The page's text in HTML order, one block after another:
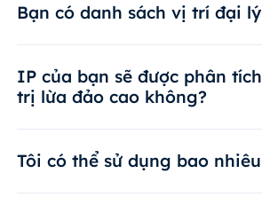
Bạn có danh sách vị trí đại
IP của bạn sẽ được phân
trị lừa đảo cao không?
Tôi có thể sử dụng bao